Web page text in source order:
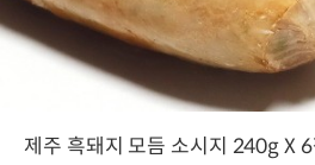
제주 흑돼지 모듬 소시지 240g X